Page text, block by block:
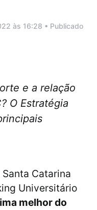
às 16:28 • Publicado
e a relação
O Estratégia
Catarina
Universitário
melhor do